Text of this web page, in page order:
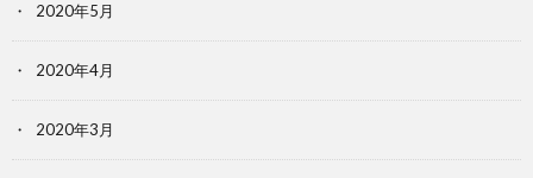
2020年5月
2020年4月
2020年3月